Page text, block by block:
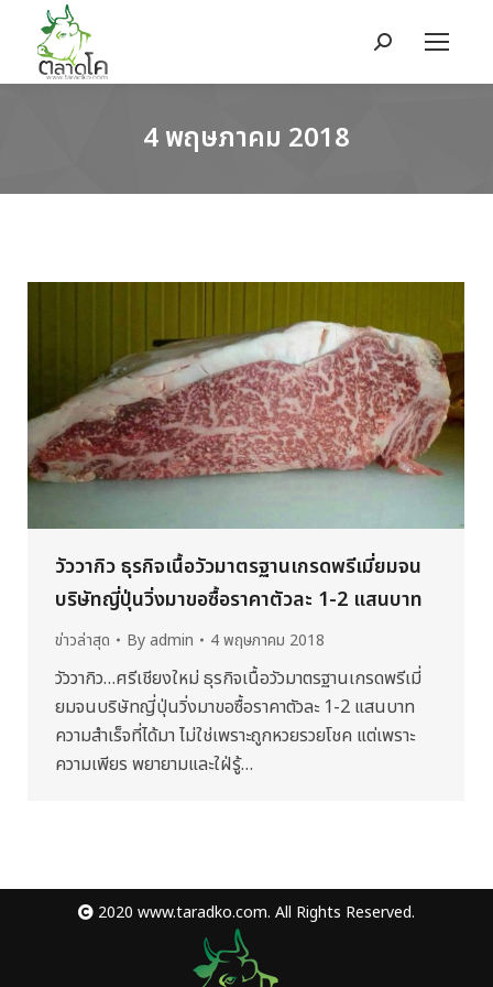
Search:
4 พฤษภาคม 2018
วัววากิว ธุรกิจเนื้อวัวมาตรฐานเกรดพรีเมี่ยมจน
บริษัทญี่ปุ่นวิ่งมาขอซื้อราคาตัวละ 1-2 แสนบาท
ข่าวล่าสุด Byadmin 4 พฤษภาคม 2018
วัววากิว…ศรีเชียงใหม่ ธุรกิจเนื้อวัวมาตรฐานเกรดพรีเมี่
ยมจนบริษัทญี่ปุ่นวิ่งมาขอซื้อราคาตัวละ 1-2 แสนบาท
ความสำเร็จที่ได้มา ไม่ใช่เพราะถูกหวยรวยโชค แต่เพราะ
ความเพียร พยายามและใฝ่รู้…
2020 www.taradko.com. All Rights Reserved.